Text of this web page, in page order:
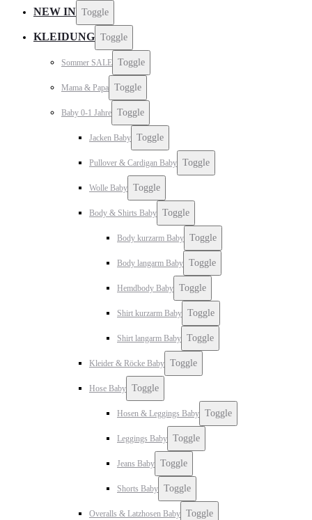
NEW IN Toggle
KLEIDUNG Toggle
Sommer SALE Toggle
Mama & Papa Toggle
Baby 0-1 Jahre Toggle
Jacken Baby Toggle
Pullover & Cardigan Baby Toggle
Wolle Baby Toggle
Body & Shirts Baby Toggle
Body kurzarm Baby Toggle
Body langarm Baby Toggle
Hemdbody Baby Toggle
Shirt kurzarm Baby Toggle
Shirt langarm Baby Toggle
Kleider & Röcke Baby Toggle
Hose Baby Toggle
Hosen & Leggings Baby Toggle
Leggings Baby Toggle
Jeans Baby Toggle
Shorts Baby Toggle
Overalls & Latzhosen Baby Toggle